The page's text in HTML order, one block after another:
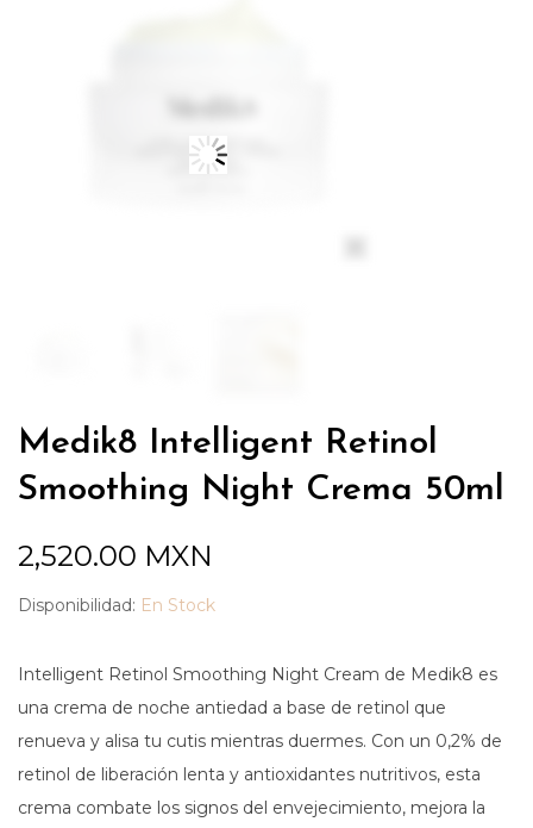
Medik8 Intelligent Retinol
Smoothing Night Crema 50ml
2,520.00 MXN
Disponibilidad: En Stock
Intelligent Retinol Smoothing Night Cream de Medik8 es
una crema de noche antiedad a base de retinol que
renueva y alisa tu cutis mientras duermes. Con un 0,2% de
retinol de liberación lenta y antioxidantes nutritivos, esta
crema combate los signos del envejecimiento, mejora la